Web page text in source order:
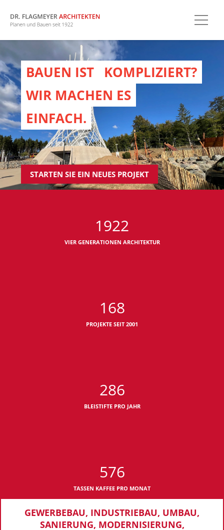
BAUEN IST
KOMPLIZIERT?
WIR MACHEN ES
EINFACH.
STARTEN SIE EIN NEUES PROJEKT
1922
VIER GENERATIONEN ARCHITEKTUR
168
PROJEKTE SEIT 2001
286
BLEISTIFTE PRO JAHR
576
TASSEN KAFFEE PRO MONAT
GEWERBEBAU, INDUSTRIEBAU, UMBAU,
SANIERUNG, MODERNISIERUNG,